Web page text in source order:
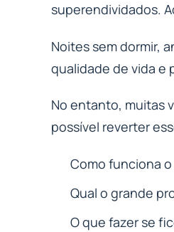
superendividados.
Noites sem dormir,
qualidade de vida e
No entanto, muitas
possível reverter
Como funciona
Qual o grande
O que fazer se